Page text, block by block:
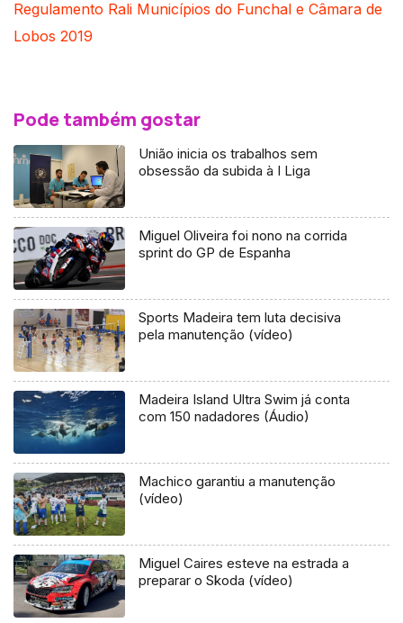
Regulamento Rali Municípios do Funchal e Câmara de
Lobos 2019
Pode também gostar
União inicia os trabalhos sem
obsessão da subida à I Liga
Miguel Oliveira foi nono na corrida
sprint do GP de Espanha
Sports Madeira tem luta decisiva
pela manutenção (vídeo)
Madeira Island Ultra Swim já conta
com 150 nadadores (Áudio)
Machico garantiu a manutenção
(vídeo)
Miguel Caires esteve na estrada a
preparar o Skoda (vídeo)